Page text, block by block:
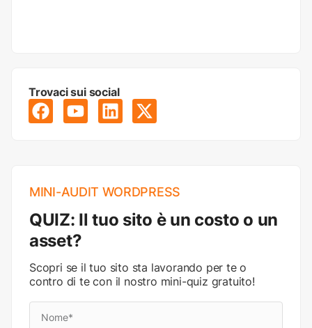
Trovaci sui social
MINI-AUDIT WORDPRESS
QUIZ: Il tuo sito è un costo o un
asset?
Scopri se il tuo sito sta lavorando per te o
contro di te con il nostro mini-quiz gratuito!